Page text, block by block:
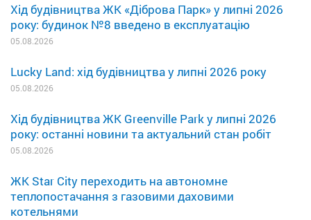
Хід будівництва ЖК «Діброва Парк» у липні 2026
року: будинок №8 введено в експлуатацію
05.08.2026
Lucky Land: хід будівництва у липні 2026 року
05.08.2026
Хід будівництва ЖК Greenville Park у липні 2026
року: останні новини та актуальний стан робіт
05.08.2026
ЖК Star City переходить на автономне
теплопостачання з газовими даховими
котельнями